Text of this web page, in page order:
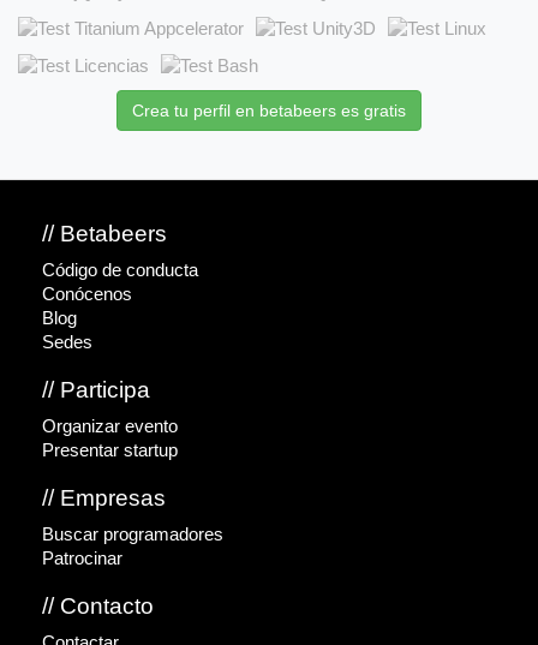
Crea tu perfil en betabeers es gratis
// Betabeers
Código de conducta
Conócenos
Blog
Sedes
// Participa
Organizar evento
Presentar startup
// Empresas
Buscar programadores
Patrocinar
// Contacto